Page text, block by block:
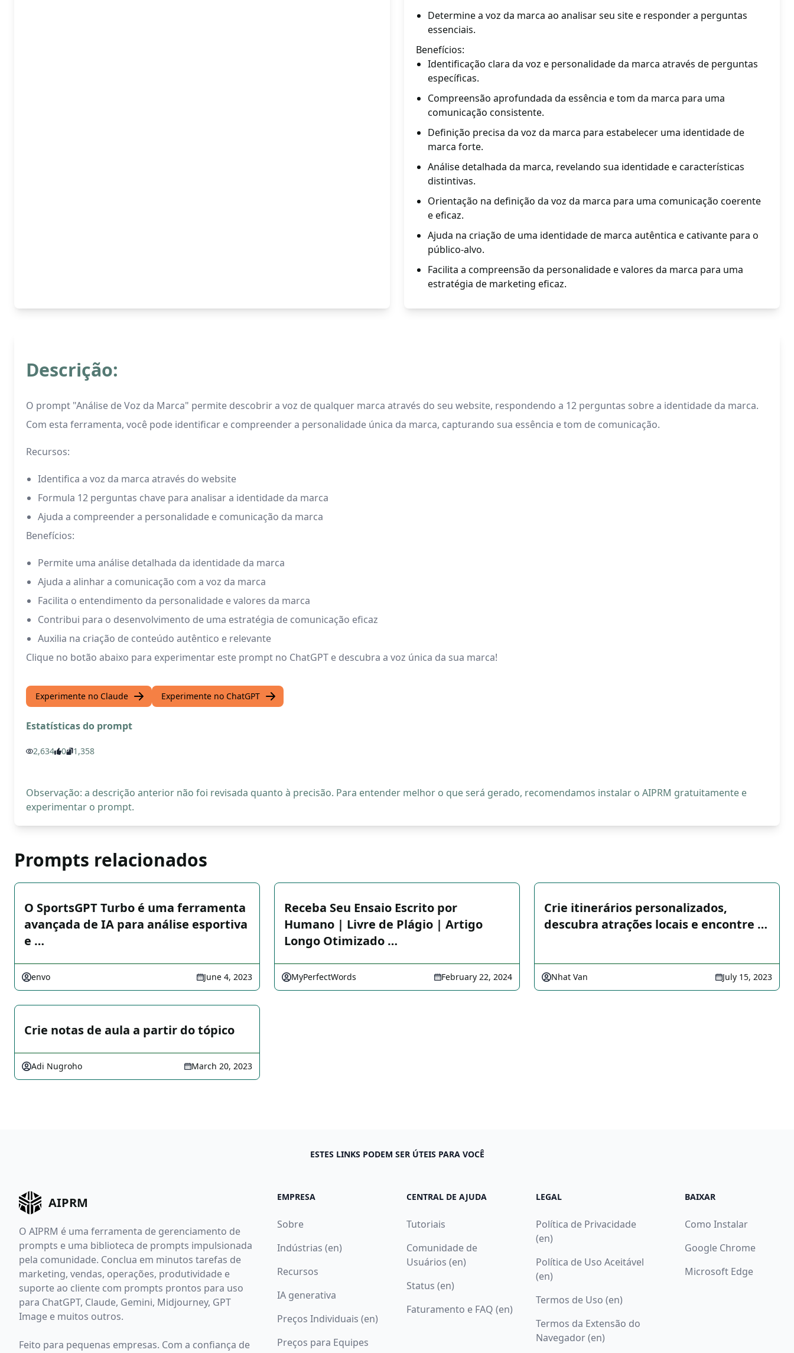
Determine a voz da marca ao analisar seu site e responder a perguntas
essenciais.
Benefícios:
Identificação clara da voz e personalidade da marca através de perguntas
específicas.
Compreensão aprofundada da essência e tom da marca para uma
comunicação consistente.
Definição precisa da voz da marca para estabelecer uma identidade de
marca forte.
Análise detalhada da marca, revelando sua identidade e características
distintivas.
Orientação na definição da voz da marca para uma comunicação coerente
e eficaz.
Ajuda na criação de uma identidade de marca autêntica e cativante para o
público-alvo.
Facilita a compreensão da personalidade e valores da marca para uma
estratégia de marketing eficaz.
Descrição:
O prompt "Análise de Voz da Marca" permite descobrir a voz de qualquer marca através do seu website, respondendo a 12 perguntas sobre a identidade da marca.
Com esta ferramenta, você pode identificar e compreender a personalidade única da marca, capturando sua essência e tom de comunicação.
Recursos:
Identifica a voz da marca através do website
Formula 12 perguntas chave para analisar a identidade da marca
Ajuda a compreender a personalidade e comunicação da marca
Benefícios:
Permite uma análise detalhada da identidade da marca
Ajuda a alinhar a comunicação com a voz da marca
Facilita o entendimento da personalidade e valores da marca
Contribui para o desenvolvimento de uma estratégia de comunicação eficaz
Auxilia na criação de conteúdo autêntico e relevante
Clique no botão abaixo para experimentar este prompt no ChatGPT e descubra a voz única da sua marca!
Experimente no Claude Experimente no ChatGPT
Estatísticas do prompt
2,634 0 1,358
Observação: a descrição anterior não foi revisada quanto à precisão. Para entender melhor o que será gerado, recomendamos instalar o AIPRM gratuitamente e
experimentar o prompt.
Prompts relacionados
O SportsGPT Turbo é uma ferramenta
avançada de IA para análise esportiva
e …
envo June 4, 2023
Receba Seu Ensaio Escrito por
Humano | Livre de Plágio | Artigo
Longo Otimizado …
MyPerfectWords February 22, 2024
Crie itinerários personalizados,
descubra atrações locais e encontre …
Nhat Van July 15, 2023
Crie notas de aula a partir do tópico
Adi Nugroho March 20, 2023
ESTES LINKS PODEM SER ÚTEIS PARA VOCÊ
AIPRM
O AIPRM é uma ferramenta de gerenciamento de
prompts e uma biblioteca de prompts impulsionada
pela comunidade. Conclua em minutos tarefas de
marketing, vendas, operações, produtividade e
suporte ao cliente com prompts prontos para uso
para ChatGPT, Claude, Gemini, Midjourney, GPT
Image e muitos outros.
Feito para pequenas empresas. Com a confiança de
EMPRESA
Sobre
Indústrias (en)
Recursos
IA generativa
Preços Individuais (en)
Preços para Equipes
CENTRAL DE AJUDA
Tutoriais
Comunidade de
Usuários (en)
Status (en)
Faturamento e FAQ (en)
LEGAL
Política de Privacidade
(en)
Política de Uso Aceitável
(en)
Termos de Uso (en)
Termos da Extensão do
Navegador (en)
BAIXAR
Como Instalar
Google Chrome
Microsoft Edge